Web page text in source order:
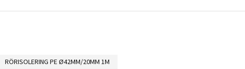
RÖRISOLERING PE Ø42MM/20MM 1M